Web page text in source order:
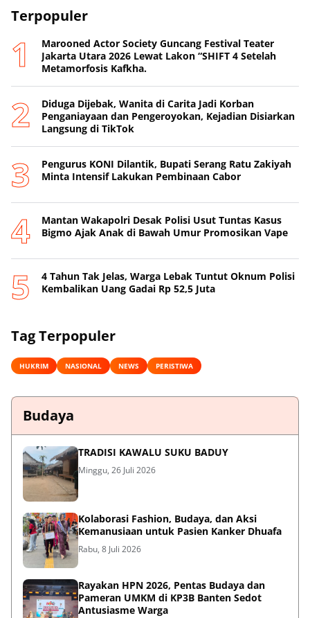
Terpopuler
Marooned Actor Society Guncang Festival Teater
Jakarta Utara 2026 Lewat Lakon “SHIFT 4 Setelah
Metamorfosis Kafkha.
Diduga Dijebak, Wanita di Carita Jadi Korban
Penganiayaan dan Pengeroyokan, Kejadian Disiarkan
Langsung di TikTok
Pengurus KONI Dilantik, Bupati Serang Ratu Zakiyah
Minta Intensif Lakukan Pembinaan Cabor
Mantan Wakapolri Desak Polisi Usut Tuntas Kasus
Bigmo Ajak Anak di Bawah Umur Promosikan Vape
4 Tahun Tak Jelas, Warga Lebak Tuntut Oknum Polisi
Kembalikan Uang Gadai Rp 52,5 Juta
Tag Terpopuler
HUKRIM NASIONAL NEWS PERISTIWA
Budaya
TRADISI KAWALU SUKU BADUY
Minggu, 26 Juli 2026
Kolaborasi Fashion, Budaya, dan Aksi
Kemanusiaan untuk Pasien Kanker Dhuafa
Rabu, 8 Juli 2026
Rayakan HPN 2026, Pentas Budaya dan
Pameran UMKM di KP3B Banten Sedot
Antusiasme Warga